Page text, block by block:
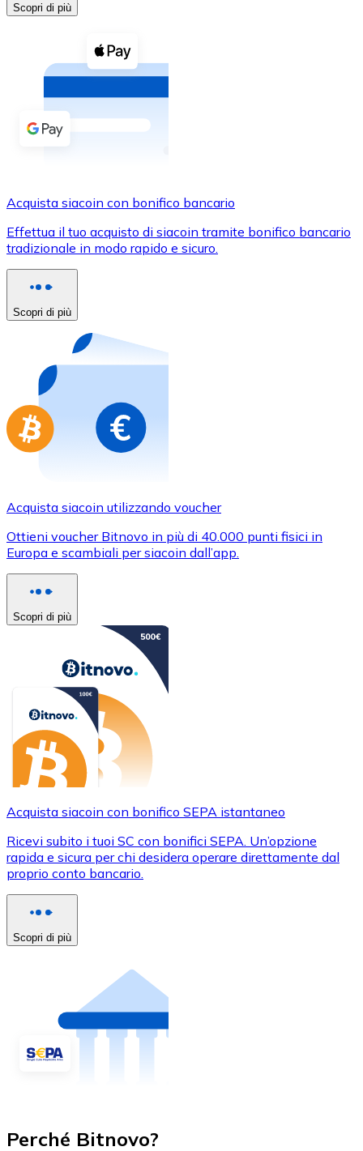
Vedi tutto
Buoni cripto
Acquista criptovalute in contanti e altri mezzi di
Acquista con contanti
Bonifico SEPA
Usa le carte Visa e Mastercard per acquistare
Acquista con carta
Acquista gift card dei tuoi marchi preferiti con
Vai al negozio di carte regalo
Scopri di più
Acquista siacoin con bonifico bancario
Effettua il tuo acquisto di siacoin tramite bonifico bancario
tradizionale in modo rapido e sicuro.
Scopri di più
Acquista siacoin utilizzando voucher
Ottieni voucher Bitnovo in più di 40.000 punti fisici in
Europa e scambiali per siacoin dall’app.
Scopri di più
Acquista siacoin con bonifico SEPA istantaneo
Ricevi subito i tuoi SC con bonifici SEPA. Un’opzione
rapida e sicura per chi desidera operare direttamente dal
proprio conto bancario.
Scopri di più
Perché Bitnovo?